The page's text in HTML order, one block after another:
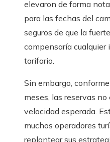
elevaron de forma
para las fechas del
seguros de que la
compensaría cualquier
tarifario.
Sin embargo,
meses, las reservas
velocidad esperada.
muchos operadores
replantear sus